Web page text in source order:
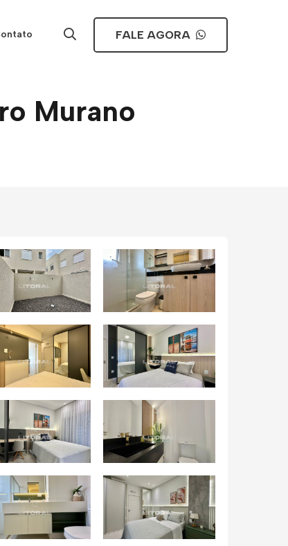
FALE AGORA
Murano